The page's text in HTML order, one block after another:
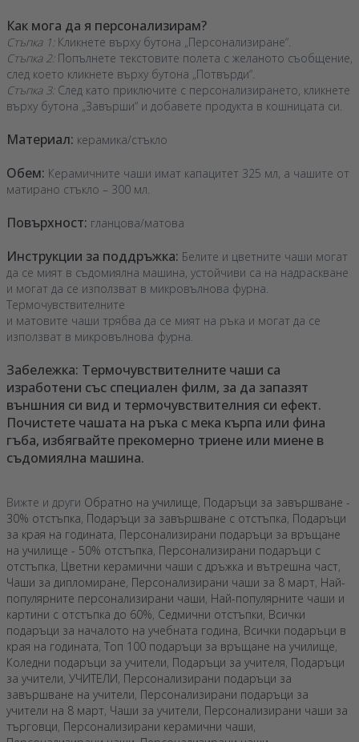
Как мога да я персонализирам?
Стъпка 1: Кликнете върху бутона „Персонализиране“.
Стъпка 2: Попълнете текстовите полета с желаното съобщение,
след което кликнете върху бутона „Потвърди“.
Стъпка 3: След като приключите с персонализирането, кликнете
върху бутона „Завърши“ и добавете продукта в кошницата си.
Материал: керамика/стъкло
Обем: Керамичните чаши имат капацитет 325 мл, а чашите от
матирано стъкло – 300 мл.
Повърхност: гланцова/матова
Инструкции за поддръжка: Белите и цветните чаши могат
да се мият в съдомиялна машина, устойчиви са на надраскване
и могат да се използват в микровълнова фурна.
Термочувствителните
и матовите чаши трябва да се мият на ръка и могат да се
използват в микровълнова фурна.
Забележка: Термочувствителните чаши са
изработени със специален филм, за да запазят
външния си вид и термочувствителния си ефект.
Почистете чашата на ръка с мека кърпа или фина
гъба, избягвайте прекомерно триене или миене в
съдомиялна машина.
Вижте и други Обратно на училище, Подаръци за завършване -
30% отстъпка, Подаръци за завършване с отстъпка, Подаръци
за края на годината, Персонализирани подаръци за връщане
на училище - 50% отстъпка, Персонализирани подаръци с
отстъпка, Цветни керамични чаши с дръжка и вътрешна част,
Чаши за дипломиране, Персонализирани чаши за 8 март, Най-
популярните персонализирани чаши, Най-популярните чаши и
картини с отстъпка до 60%, Седмични отстъпки, Всички
подаръци за началото на учебната година, Всички подаръци в
края на годината, Топ 100 подаръци за връщане на училище,
Коледни подаръци за учители, Подаръци за учителя, Подаръци
за учители, УЧИТЕЛИ, Персонализирани подаръци за
завършване на учители, Персонализирани подаръци за
учители на 8 март, Чаши за учители, Персонализирани чаши за
търговци, Персонализирани керамични чаши,